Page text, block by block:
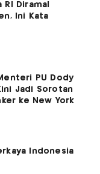
RI Diramal
Ini Kata
PU Dody
Jadi Sorotan
ke New York
Indonesia